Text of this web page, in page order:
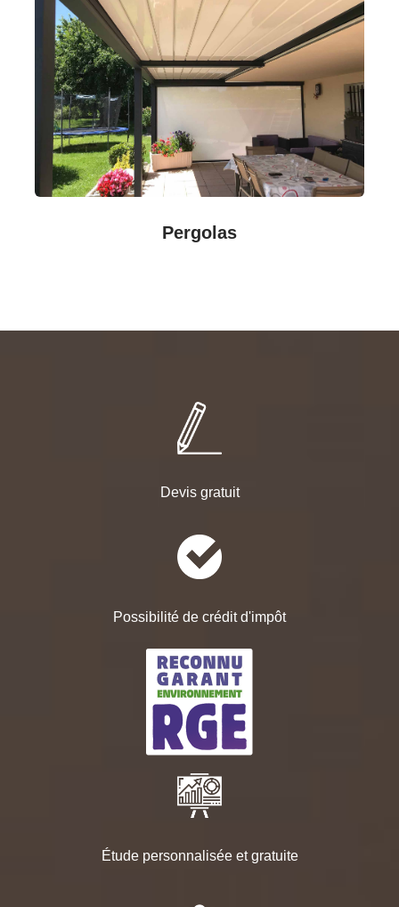
Pergolas
Devis gratuit
Possibilité de crédit d'impôt
Étude personnalisée et gratuite